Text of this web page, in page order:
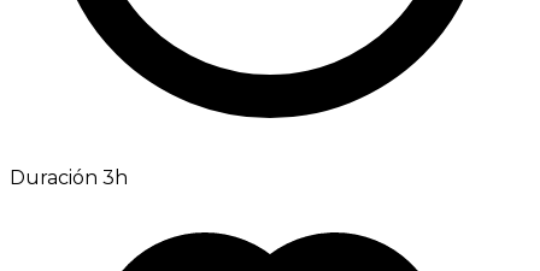
Duración 3h